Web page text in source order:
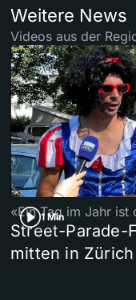
Weitere News
Videos aus der
1 Min
«Ein Tag im Jahr ist
Street-Parade-
mitten in Zürich